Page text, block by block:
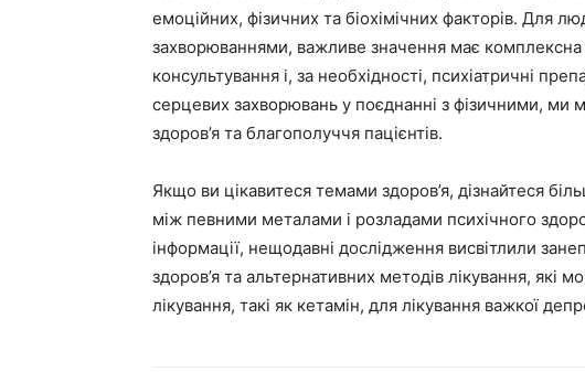
емоційних, фізичних та біохімічних факторів. Для
захворюваннями, важливе значення має
консультування і, за необхідності, психіатричні
серцевих захворювань у поєднанні з фізичними,
здоров’я та благополуччя пацієнтів.
Якщо ви цікавитеся темами здоров’я, дізнайтеся
між певними металами і розладами психічного
інформації, нещодавні дослідження висвітлили
здоров’я та альтернативних методів лікування, які
лікування, такі як кетамін, для лікування важкої